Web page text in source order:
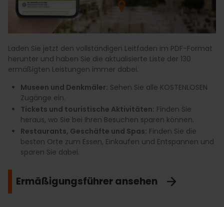
Laden Sie jetzt den vollständigen Leitfaden im PDF-Format
herunter und haben Sie die aktualisierte Liste der 130
ermäßigten Leistungen immer dabei.
Museen und Denkmäler: Sehen Sie alle KOSTENLOSEN
Zugänge ein.
Tickets und touristische Aktivitäten: Finden Sie
heraus, wo Sie bei Ihren Besuchen sparen können.
Restaurants, Geschäfte und Spas: Finden Sie die
besten Orte zum Essen, Einkaufen und Entspannen und
sparen Sie dabei.
Ermäßigungsführer ansehen